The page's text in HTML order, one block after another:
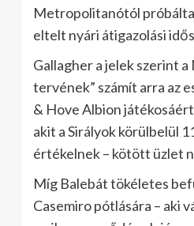
Metropolitanótól
eltelt nyári átigazolási
Gallagher a jelek szerint a
tervének” számít arra az
& Hove Albion
akit a Sirályok körülbelül
értékelnek – kötött üzlet
Míg Balebát tökéletes
Casemiro pótlására – aki